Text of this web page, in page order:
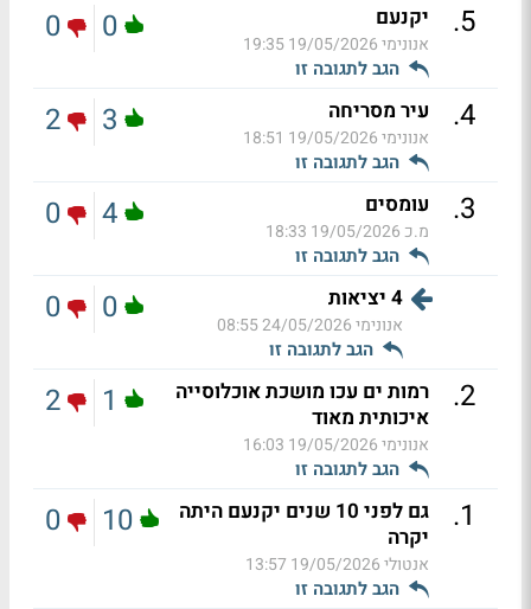
5
. יקנעם
אנונימי19/05/2026 19:35
הגב לתגובה זו
0
0
4
. עיר מסריחה
אנונימי19/05/2026 18:51
הגב לתגובה זו
3
2
3
. עומסים
מ.כ19/05/2026 18:33
הגב לתגובה זו
4
0
4 יציאות
אנונימי24/05/2026 08:55
הגב לתגובה זו
0
0
2
.
רמות ים עכו מושכת אוכלוסייה
איכותית מאוד
אנונימי19/05/2026 16:03
הגב לתגובה זו
1
2
1
.
גם לפני 10 שנים יקנעם היתה
יקרה
אנטולי19/05/2026 13:57
הגב לתגובה זו
10
0